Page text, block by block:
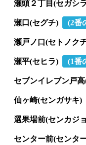
瀬頭２丁目(セガシ
瀬口(セグチ) (2番
瀬戸ノ口(セトノク
瀬平(セヒラ) (1番
セブンイレブン戸
仙ヶ崎(センガサキ)
選果場前(センカジ
センター前(センタ